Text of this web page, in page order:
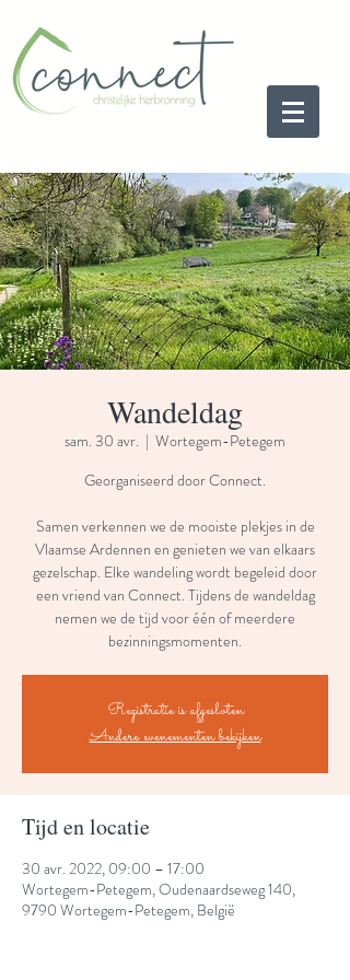
Wandeldag
sam. 30 avr.
  |
Wortegem-Petegem
Georganiseerd door Connect.
Samen verkennen we de mooiste plekjes in de
Vlaamse Ardennen en genieten we van elkaars
gezelschap. Elke wandeling wordt begeleid door
een vriend van Connect. Tijdens de wandeldag
nemen we de tijd voor één of meerdere
bezinningsmomenten.
Registratie is afgesloten
Andere evenementen bekijken
Tijd en locatie
30 avr. 2022, 09:00 – 17:00
Wortegem-Petegem, Oudenaardseweg 140,
9790 Wortegem-Petegem, België